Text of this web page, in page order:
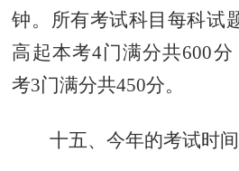
钟。所有考试科目每科试
高起本考4门满分共600
考3门满分共450分。
十五、今年的考试时